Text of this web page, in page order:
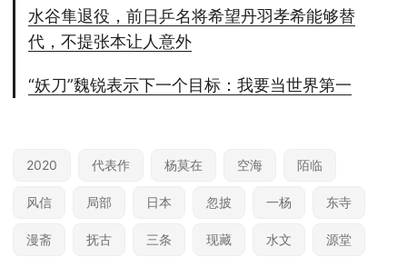
水谷隼退役，前日乒名将希望丹羽孝希能够替
代，不提张本让人意外
“妖刀”魏锐表示下一个目标：我要当世界第一
2020 代表作 杨莫在 空海 陌临
风信 局部 日本 忽披 一杨 东寺
漫斋 抚古 三条 现藏 水文 源堂